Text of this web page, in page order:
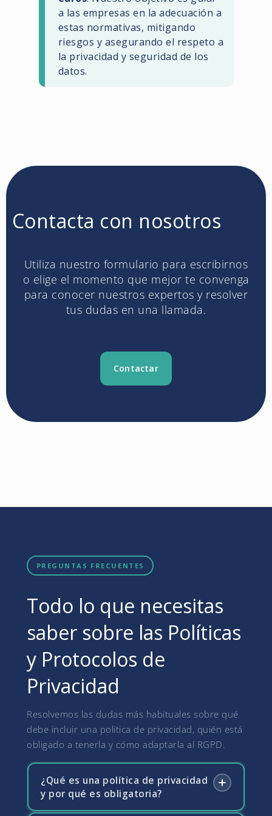
a las empresas en la adecuación a
estas normativas, mitigando
riesgos y asegurando el respeto a
la privacidad y seguridad de los
datos.
Contacta con nosotros
Utiliza nuestro formulario para escribirnos
o elige el momento que mejor te convenga
para conocer nuestros expertos y resolver
tus dudas en una llamada.
Contactar
PREGUNTAS FRECUENTES
Todo lo que necesitas
saber sobre las Políticas
y Protocolos de
Privacidad
Resolvemos las dudas más habituales sobre qué
debe incluir una política de privacidad, quién está
obligado a tenerla y cómo adaptarla al RGPD.
¿Qué es una política de privacidad
y por qué es obligatoria?